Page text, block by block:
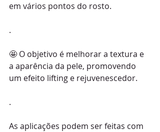
em vários pontos do rosto.
.
🤩 O objetivo é melhorar a textura e
a aparência da pele, promovendo
um efeito lifting e rejuvenescedor.
.
As aplicações podem ser feitas com